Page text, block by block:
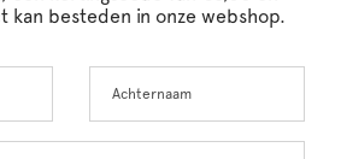
kan besteden in onze webshop.